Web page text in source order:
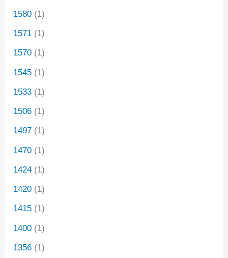
1580 (1)
1571 (1)
1570 (1)
1545 (1)
1533 (1)
1506 (1)
1497 (1)
1470 (1)
1424 (1)
1420 (1)
1415 (1)
1400 (1)
1356 (1)